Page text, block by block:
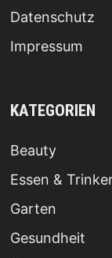
Datenschutz
Impressum
KATEGORIEN
Beauty
Essen &
Garten
Gesundheit